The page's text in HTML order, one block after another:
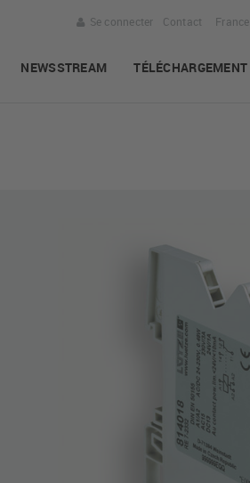
France
Se connecter Contact
NEWSSTREAM TÉLÉCHARGEMENT